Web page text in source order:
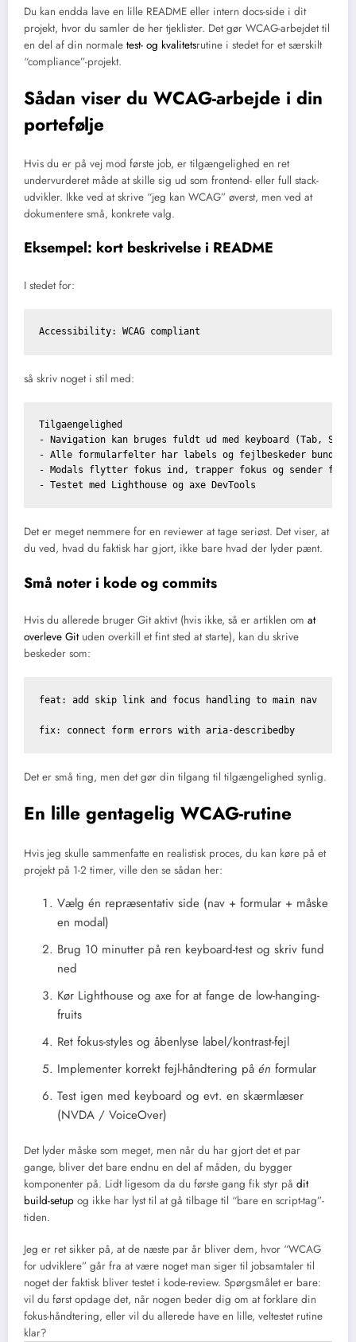
Du kan endda lave en lille README eller intern docs-side i dit
projekt, hvor du samler de her tjeklister. Det gør WCAG-arbejdet til
en del af din normale test- og kvalitetsrutine i stedet for et særskilt
“compliance”-projekt.
Sådan viser du WCAG-arbejde i din
portefølje
Hvis du er på vej mod første job, er tilgængelighed en ret
undervurderet måde at skille sig ud som frontend- eller full stack-
udvikler. Ikke ved at skrive “jeg kan WCAG” øverst, men ved at
dokumentere små, konkrete valg.
Eksempel: kort beskrivelse i README
I stedet for:
så skriv noget i stil med:
Tilgaengelighed
- Navigation kan bruges fuldt ud med keyboard (Tab,
- Alle formularfelter har labels og fejlbeskeder bundet
- Modals flytter fokus ind, trapper fokus og sender
Det er meget nemmere for en reviewer at tage seriøst. Det viser, at
du ved, hvad du faktisk har gjort, ikke bare hvad der lyder pænt.
Små noter i kode og commits
Hvis du allerede bruger Git aktivt (hvis ikke, så er artiklen om at
overleve Gituden overkill et fint sted at starte), kan du skrive
beskeder som:
feat: add skip link and focus handling to main nav
Det er små ting, men det gør din tilgang til tilgængelighed synlig.
En lille gentagelig WCAG-rutine
Hvis jeg skulle sammenfatte en realistisk proces, du kan køre på et
projekt på 1-2 timer, ville den se sådan her:
Vælg én repræsentativ side (nav + formular + måske
en modal)
Brug 10 minutter på ren keyboard-test og skriv fund
ned
Kør Lighthouse og axe for at fange de low-hanging-
fruits
Ret fokus-styles og åbenlyse label/kontrast-fejl
Implementer korrekt fejl-håndtering på én formular
Test igen med keyboard og evt. en skærmlæser
(NVDA / VoiceOver)
Det lyder måske som meget, men når du har gjort det et par
gange, bliver det bare endnu en del af måden, du bygger
komponenter på. Lidt ligesom da du første gang fik styr på dit
build-setup og ikke har lyst til at gå tilbage til “bare en script-tag”-
tiden.
Jeg er ret sikker på, at de næste par år bliver dem, hvor “WCAG
for udviklere” går fra at være noget man siger til jobsamtaler til
noget der faktisk bliver testet i kode-review. Spørgsmålet er bare:
vil du først opdage det, når nogen beder dig om at forklare din
fokus-håndtering, eller vil du allerede have en lille, veltestet rutine
klar?